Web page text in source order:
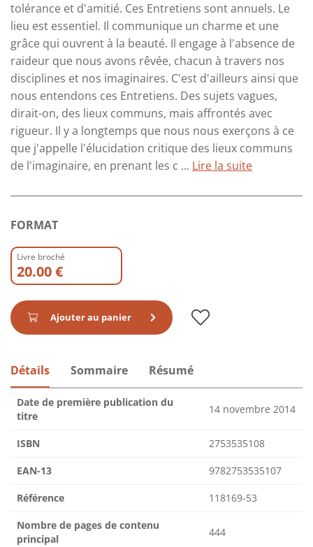
tolérance et d'amitié. Ces Entretiens sont annuels. Le
lieu est essentiel. Il communique un charme et une
grâce qui ouvrent à la beauté. Il engage à l'absence de
raideur que nous avons rêvée, chacun à travers nos
disciplines et nos imaginaires. C'est d'ailleurs ainsi que
nous entendons ces Entretiens. Des sujets vagues,
dirait-on, des lieux communs, mais affrontés avec
rigueur. Il y a longtemps que nous nous exerçons à ce
que j'appelle l'élucidation critique des lieux communs
de l'imaginaire, en prenant les c ... Lire la suite
FORMAT
Livre broché
20.00 €
Ajouter au panier
Détails Sommaire Résumé
Date de première publication du
titre
14 novembre 2014
ISBN 2753535108
EAN-13 9782753535107
Référence 118169-53
Nombre de pages de contenu
principal
444